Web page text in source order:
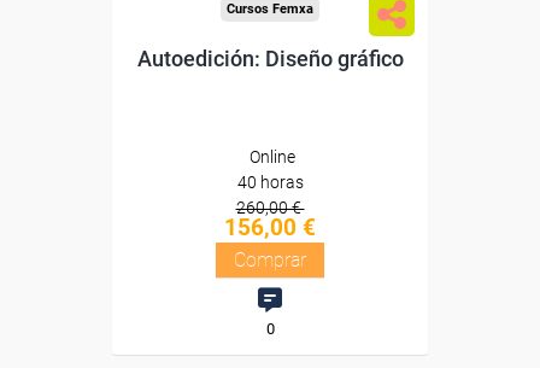
Cursos Femxa
Autoedición: Diseño gráfico
Online
40 horas
260,00 €
156,00 €
Comprar
0